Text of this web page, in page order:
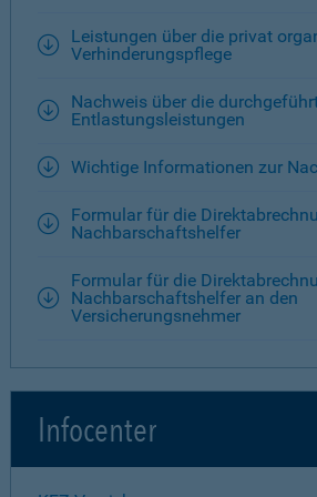
Leistungen über die privat
Verhinderungspflege
Nachweis über die
Entlastungsleistungen
Wichtige Informationen zur
Formular für die
Nachbarschaftshelfer
Formular für die
Nachbarschaftshelfer an den
Versicherungsnehmer
Infocenter